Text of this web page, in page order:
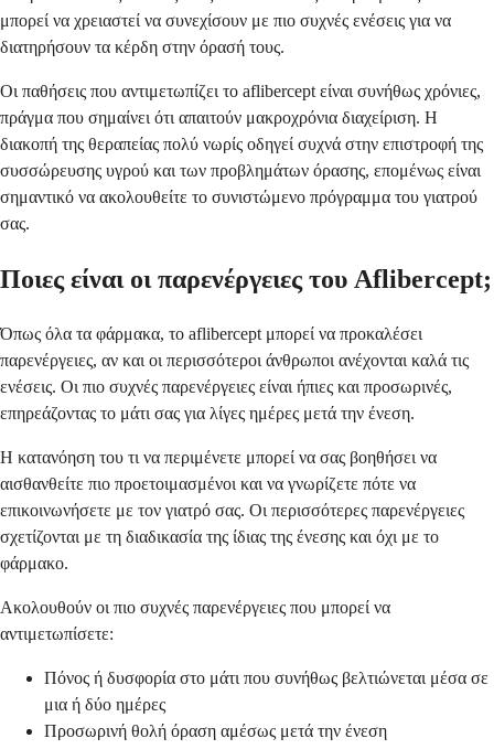
μπορεί να χρειαστεί να συνεχίσουν με πιο συχνές ενέσεις για να
διατηρήσουν τα κέρδη στην όρασή τους.
Οι παθήσεις που αντιμετωπίζει το aflibercept είναι συνήθως χρόνιες,
πράγμα που σημαίνει ότι απαιτούν μακροχρόνια διαχείριση. Η
διακοπή της θεραπείας πολύ νωρίς οδηγεί συχνά στην επιστροφή της
συσσώρευσης υγρού και των προβλημάτων όρασης, επομένως είναι
σημαντικό να ακολουθείτε το συνιστώμενο πρόγραμμα του γιατρού
σας.
Ποιες είναι οι παρενέργειες του Aflibercept;
Όπως όλα τα φάρμακα, το aflibercept μπορεί να προκαλέσει
παρενέργειες, αν και οι περισσότεροι άνθρωποι ανέχονται καλά τις
ενέσεις. Οι πιο συχνές παρενέργειες είναι ήπιες και προσωρινές,
επηρεάζοντας το μάτι σας για λίγες ημέρες μετά την ένεση.
Η κατανόηση του τι να περιμένετε μπορεί να σας βοηθήσει να
αισθανθείτε πιο προετοιμασμένοι και να γνωρίζετε πότε να
επικοινωνήσετε με τον γιατρό σας. Οι περισσότερες παρενέργειες
σχετίζονται με τη διαδικασία της ίδιας της ένεσης και όχι με το
φάρμακο.
Ακολουθούν οι πιο συχνές παρενέργειες που μπορεί να
αντιμετωπίσετε:
Πόνος ή δυσφορία στο μάτι που συνήθως βελτιώνεται μέσα σε
μια ή δύο ημέρες
Προσωρινή θολή όραση αμέσως μετά την ένεση